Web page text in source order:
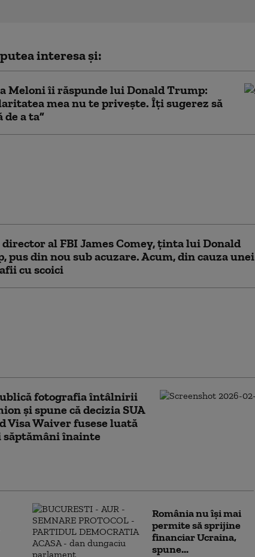
interesa și:
Meloni îi răspunde lui Donald Trump:
mea nu te priveşte. Îţi sugerez să
a ta”
al FBI James Comey, ţinta lui Donald
pus din nou sub acuzare. Acum, din cauza unei
cu scoici
fotografia întâlnirii
și spune că decizia SUA
Visa Waiver fusese luată
săptămâni înainte
România nu își mai
permite să sprijine
financiar Ucraina,
spune...